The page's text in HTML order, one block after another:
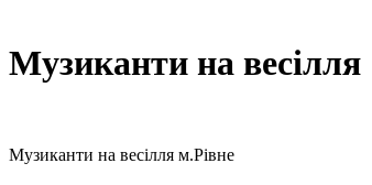
Музиканти на весілля
Музиканти на весілля м.Рівне